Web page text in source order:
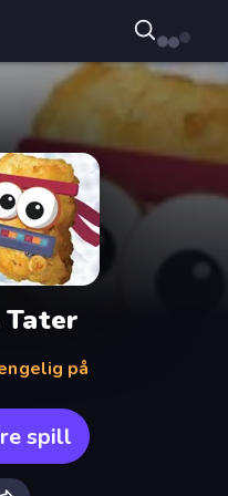
på
spill